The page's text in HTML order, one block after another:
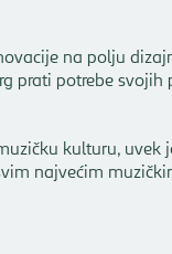
na polju
prati potrebe svojih
kulturu, uvek
najvećim